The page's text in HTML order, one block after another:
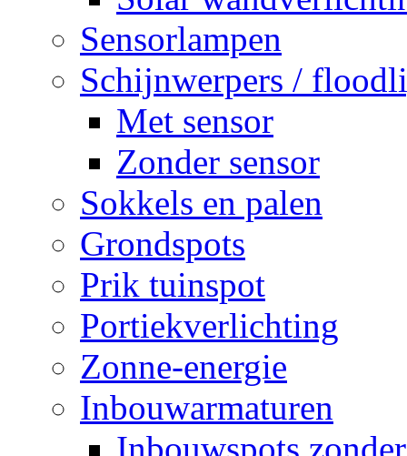
Sensorlampen
Schijnwerpers /
Met sensor
Zonder sensor
Sokkels en palen
Grondspots
Prik tuinspot
Portiekverlichting
Zonne-energie
Inbouwarmaturen
Inbouwspots